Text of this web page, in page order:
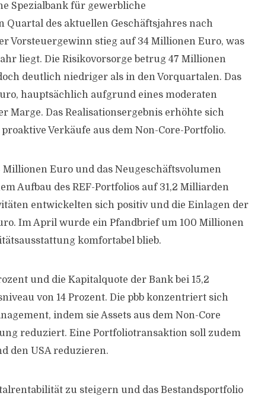
Spezialbank für gewerbliche
des aktuellen Geschäftsjahres nach
Vorsteuergewinn stieg auf 34 Millionen Euro, was
liegt. Die Risikovorsorge betrug 47 Millionen
deutlich niedriger als in den Vorquartalen. Das
hauptsächlich aufgrund eines moderaten
Marge. Das Realisationsergebnis erhöhte sich
Verkäufe aus dem Non-Core-Portfolio.
Euro und das Neugeschäftsvolumen
Aufbau des REF-Portfolios auf 31,2 Milliarden
entwickelten sich positiv und die Einlagen der
Im April wurde ein Pfandbrief um 100 Millionen
komfortabel blieb.
und die Kapitalquote der Bank bei 15,2
von 14 Prozent. Die pbb konzentriert sich
indem sie Assets aus dem Non-Core
reduziert. Eine Portfoliotransaktion soll zudem
den USA reduzieren.
zu steigern und das Bestandsportfolio